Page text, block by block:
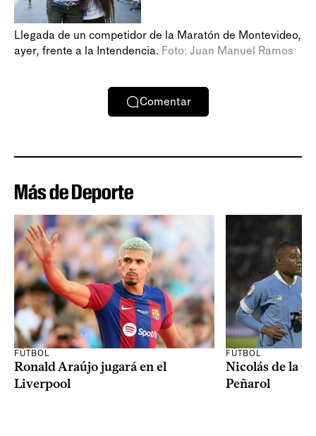
Llegada de un competidor de la Maratón de Montevideo,
ayer, frente a la Intendencia. Foto: Juan Manuel Ramos
Comentar
Más de Deporte
FÚTBOL
Ronald Araújo jugará en el
Liverpool
FÚTBOL
Nicolás de la
Peñarol